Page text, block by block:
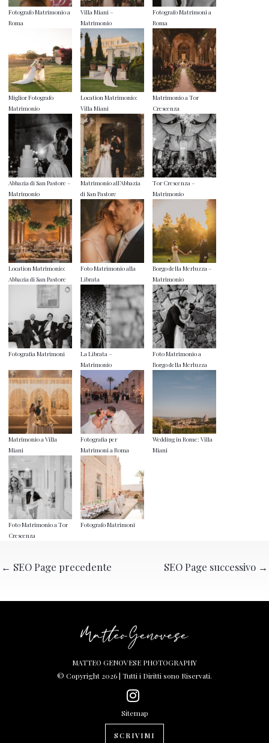
Fotografo Matrimonio a
Roma
Villa Miani –
Matrimonio
Fotografo Matrimoni a
Roma
Miglior Fotografo
Matrimonio
Location Matrimonio:
Villa Miani
Matrimonio a Tor
Crescenza
Abbazia di San Pastore –
Matrimonio
Matrimonio all’Abbazia
di San Pastore
Tor Crescenza –
Matrimonio
Location Matrimonio:
Abbazia di San Pastore
Foto Matrimonio alla
Librata
Borgo della Merluzza –
Matrimonio
Fotografia Matrimoni
La Librata –
Matrimonio
Foto Matrimonio a
Borgo della Merluzza
Matrimonio a Villa
Miani
Fotografia per
Matrimoni a Roma
Wedding in Rome: Villa
Miani
Foto Matrimonio a Tor
Crescenza
Fotografo Matrimoni
← SEO Page precedente SEO Page successivo →
MATTEO GENOVESE PHOTOGRAPHY
© Copyright 2026 | Tutti i Diritti sono Riservati.
Sitemap
SCRIVIMI